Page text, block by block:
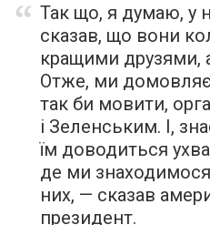
Так що, я думаю, у
сказав, що вони
кращими друзями,
Отже, ми
так би мовити,
і Зеленським. І,
їм доводиться
де ми
них, — сказав
президент.